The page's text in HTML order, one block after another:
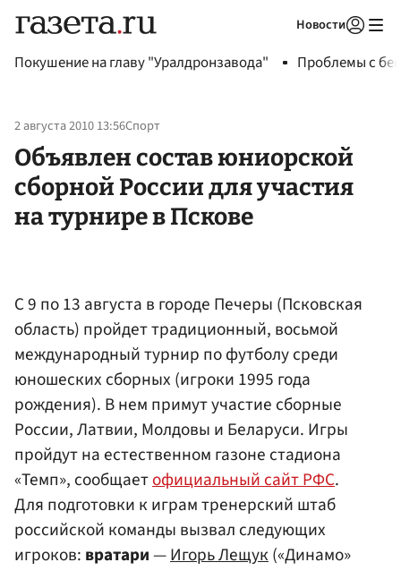
Новости
Покушение на главу "Уралдронзавода" Проблемы с
2 августа 2010 13:56Спорт
Объявлен состав юниорской
сборной России для участия
на турнире в Пскове
С 9 по 13 августа в городе Печеры (Псковская
область) пройдет традиционный, восьмой
международный турнир по футболу среди
юношеских сборных (игроки 1995 года
рождения). В нем примут участие сборные
России, Латвии, Молдовы и Беларуси. Игры
пройдут на естественном газоне стадиона
«Темп», сообщаетофициальный сайт РФС.
Для подготовки к играм тренерский штаб
российской команды вызвал следующих
игроков: вратари—Игорь Лещук(«Динамо»